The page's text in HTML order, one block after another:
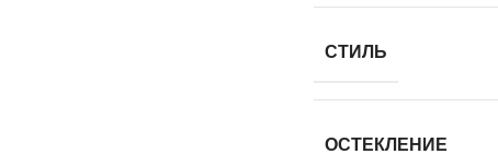
СТИЛЬ
ОСТЕКЛЕНИЕ